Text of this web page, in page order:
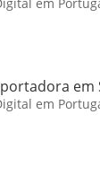
em
em